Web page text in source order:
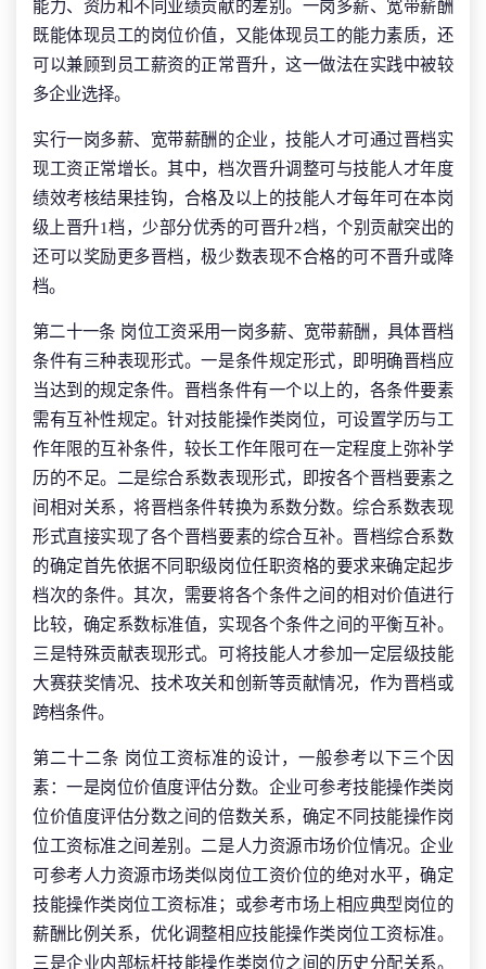
能力、资历和不同业绩贡献的差别。一岗多薪、宽带薪酬
既能体现员工的岗位价值，又能体现员工的能力素质，还
可以兼顾到员工薪资的正常晋升，这一做法在实践中被较
多企业选择。
实行一岗多薪、宽带薪酬的企业，技能人才可通过晋档实
现工资正常增长。其中，档次晋升调整可与技能人才年度
绩效考核结果挂钩，合格及以上的技能人才每年可在本岗
级上晋升1档，少部分优秀的可晋升2档，个别贡献突出的
还可以奖励更多晋档，极少数表现不合格的可不晋升或降
档。
第二十一条 岗位工资采用一岗多薪、宽带薪酬，具体晋档
条件有三种表现形式。一是条件规定形式，即明确晋档应
当达到的规定条件。晋档条件有一个以上的，各条件要素
需有互补性规定。针对技能操作类岗位，可设置学历与工
作年限的互补条件，较长工作年限可在一定程度上弥补学
历的不足。二是综合系数表现形式，即按各个晋档要素之
间相对关系，将晋档条件转换为系数分数。综合系数表现
形式直接实现了各个晋档要素的综合互补。晋档综合系数
的确定首先依据不同职级岗位任职资格的要求来确定起步
档次的条件。其次，需要将各个条件之间的相对价值进行
比较，确定系数标准值，实现各个条件之间的平衡互补。
三是特殊贡献表现形式。可将技能人才参加一定层级技能
大赛获奖情况、技术攻关和创新等贡献情况，作为晋档或
跨档条件。
第二十二条 岗位工资标准的设计，一般参考以下三个因
素：一是岗位价值度评估分数。企业可参考技能操作类岗
位价值度评估分数之间的倍数关系，确定不同技能操作岗
位工资标准之间差别。二是人力资源市场价位情况。企业
可参考人力资源市场类似岗位工资价位的绝对水平，确定
技能操作类岗位工资标准；或参考市场上相应典型岗位的
薪酬比例关系，优化调整相应技能操作类岗位工资标准。
三是企业内部标杆技能操作类岗位之间的历史分配关系。